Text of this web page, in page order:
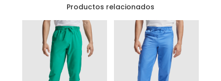
Productos relacionados